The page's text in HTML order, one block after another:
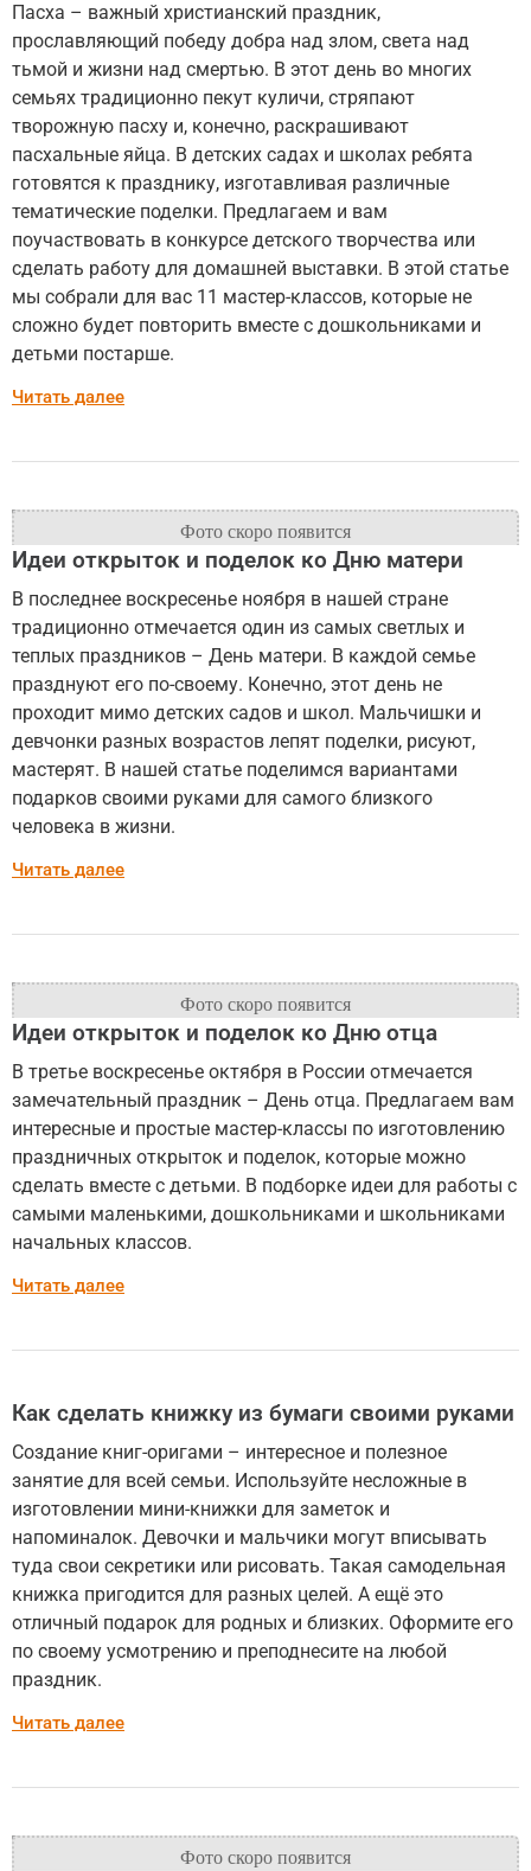
Пасха – важный христианский праздник,
прославляющий победу добра над злом, света над
тьмой и жизни над смертью. В этот день во многих
семьях традиционно пекут куличи, стряпают
творожную пасху и, конечно, раскрашивают
пасхальные яйца. В детских садах и школах ребята
готовятся к празднику, изготавливая различные
тематические поделки. Предлагаем и вам
поучаствовать в конкурсе детского творчества или
сделать работу для домашней выставки. В этой статье
мы собрали для вас 11 мастер-классов, которые не
сложно будет повторить вместе с дошкольниками и
детьми постарше.
Читать далее
Идеи открыток и поделок ко Дню матери
В последнее воскресенье ноября в нашей стране
традиционно отмечается один из самых светлых и
теплых праздников – День матери. В каждой семье
празднуют его по-своему. Конечно, этот день не
проходит мимо детских садов и школ. Мальчишки и
девчонки разных возрастов лепят поделки, рисуют,
мастерят. В нашей статье поделимся вариантами
подарков своими руками для самого близкого
человека в жизни.
Читать далее
Идеи открыток и поделок ко Дню отца
В третье воскресенье октября в России отмечается
замечательный праздник – День отца. Предлагаем вам
интересные и простые мастер-классы по изготовлению
праздничных открыток и поделок, которые можно
сделать вместе с детьми. В подборке идеи для работы с
самыми маленькими, дошкольниками и школьниками
начальных классов.
Читать далее
Как сделать книжку из бумаги своими руками
Создание книг-оригами – интересное и полезное
занятие для всей семьи. Используйте несложные в
изготовлении мини-книжки для заметок и
напоминалок. Девочки и мальчики могут вписывать
туда свои секретики или рисовать. Такая самодельная
книжка пригодится для разных целей. А ещё это
отличный подарок для родных и близких. Оформите его
по своему усмотрению и преподнесите на любой
праздник.
Читать далее